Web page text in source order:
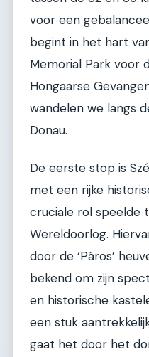
voor een
begint in het hart
Memorial Park voor
Hongaarse
wandelen we langs
Donau.
De eerste stop is
met een rijke
cruciale rol speelde
Wereldoorlog.
door de ‘Páros’
bekend om zijn
en historische
een stuk
gaat het door het